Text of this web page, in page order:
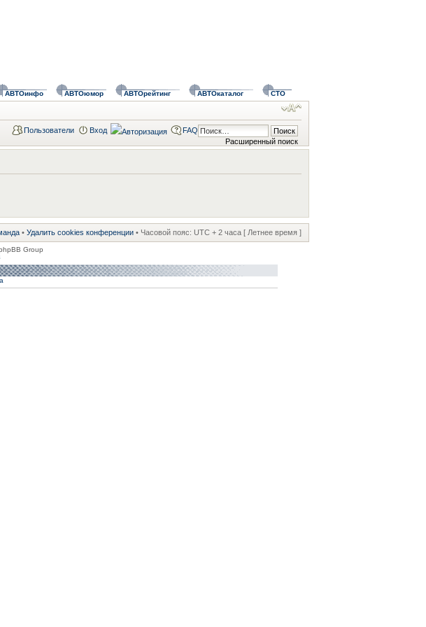
АВТОинфо АВТОюмор АВТОрейтинг АВТОкаталог СТО
Расширенный поиск
Пользователи Вход FAQ
• Удалить cookies конференции • Часовой пояс: UTC + 2 часа [ Летнее время ]
Group